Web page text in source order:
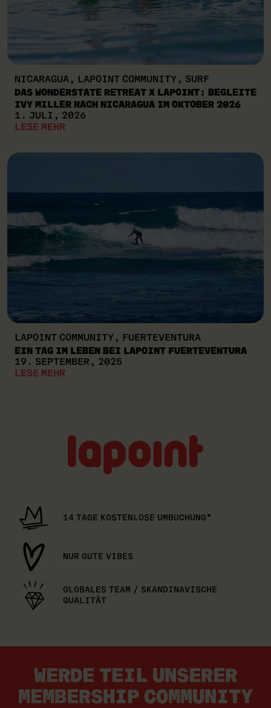
NICARAGUA, LAPOINT COMMUNITY, SURF
DAS WONDERSTATE RETREAT X LAPOINT: BEGLEITE
IVY MILLER NACH NICARAGUA IM OKTOBER 2026
1. JULI, 2026
LESE MEHR
LAPOINT COMMUNITY, FUERTEVENTURA
EIN TAG IM LEBEN BEI LAPOINT FUERTEVENTURA
19. SEPTEMBER, 2025
LESE MEHR
logo
14 TAGE KOSTENLOSE UMBUCHUNG*
NUR GUTE VIBES
GLOBALES TEAM / SKANDINAVISCHE
QUALITÄT
WERDE TEIL UNSERER
MEMBERSHIP COMMUNITY